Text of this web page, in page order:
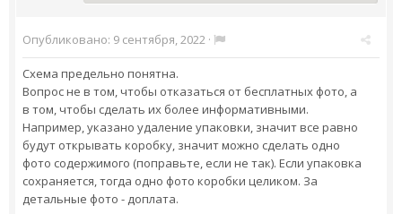
Опубликовано: 9 сентября, 2022 ·
Схема предельно понятна.
Вопрос не в том, чтобы отказаться от бесплатных фото, а
в том, чтобы сделать их более информативными.
Например, указано удаление упаковки, значит все равно
будут открывать коробку, значит можно сделать одно
фото содержимого (поправьте, если не так). Если упаковка
сохраняется, тогда одно фото коробки целиком. За
детальные фото - доплата.